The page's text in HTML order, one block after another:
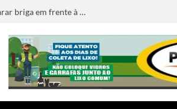
Jovem morre após ser esfaqueado ao tentar separar briga em frente à escola na Bahia